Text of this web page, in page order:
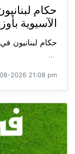
حكام
الآسيوية
حكام لبنانيون
...
2026 21:08 pm